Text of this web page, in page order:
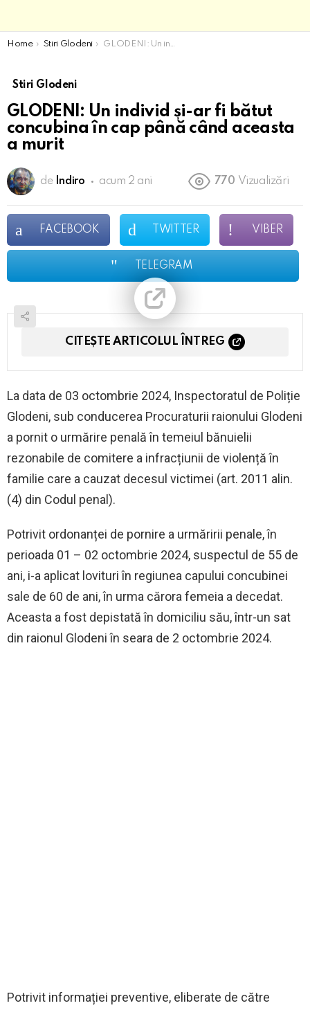
You are here:
Home Stiri Glodeni GLODENI: Un individ și-ar fi bătut concubina în cap până când aceasta a murit
Stiri Glodeni
GLODENI: Un individ și-ar fi bătut
concubina în cap până când aceasta
a murit
de Indiro acum 2 ani 770 Vizualizări
FACEBOOK TWITTER VIBER
TELEGRAM
CITEȘTE ARTICOLUL ÎNTREG
La data de 03 octombrie 2024, Inspectoratul de Poliție
Glodeni, sub conducerea Procuraturii raionului Glodeni
a pornit o urmărire penală în temeiul bănuielii
rezonabile de comitere a infracțiunii de violență în
familie care a cauzat decesul victimei (art. 2011 alin.
(4) din Codul penal).
Potrivit ordonanței de pornire a urmăririi penale, în
perioada 01 – 02 octombrie 2024, suspectul de 55 de
ani, i-a aplicat lovituri în regiunea capului concubinei
sale de 60 de ani, în urma cărora femeia a decedat.
Aceasta a fost depistată în domiciliu său, într-un sat
din raionul Glodeni în seara de 2 octombrie 2024.
Potrivit informației preventive, eliberate de către